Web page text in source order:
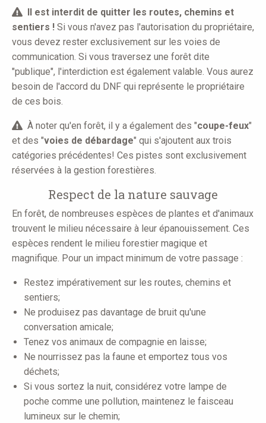
Il est interdit de quitter les routes, chemins et
sentiers ! Si vous n'avez pas l'autorisation du propriétaire,
vous devez rester exclusivement sur les voies de
communication. Si vous traversez une forêt dite
"publique", l'interdiction est également valable. Vous aurez
besoin de l'accord du DNF qui représente le propriétaire
de ces bois.
À noter qu'en forêt, il y a également des "coupe-feux"
et des "voies de débardage" qui s'ajoutent aux trois
catégories précédentes! Ces pistes sont exclusivement
réservées à la gestion forestières.
Respect de la nature sauvage
En forêt, de nombreuses espèces de plantes et d'animaux
trouvent le milieu nécessaire à leur épanouissement. Ces
espèces rendent le milieu forestier magique et
magnifique. Pour un impact minimum de votre passage :
Restez impérativement sur les routes, chemins et
sentiers;
Ne produisez pas davantage de bruit qu'une
conversation amicale;
Tenez vos animaux de compagnie en laisse;
Ne nourrissez pas la faune et emportez tous vos
déchets;
Si vous sortez la nuit, considérez votre lampe de
poche comme une pollution, maintenez le faisceau
lumineux sur le chemin;